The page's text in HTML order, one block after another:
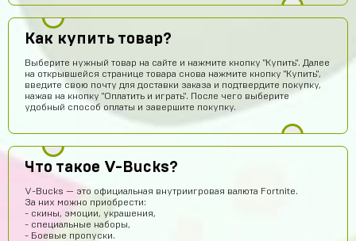
Как купить товар?
Выберите нужный товар на сайте и нажмите кнопку "Купить". Далее
на открывшейся странице товара снова нажмите кнопку "Купить",
введите свою почту для доставки заказа и подтвердите покупку,
нажав на кнопку "Оплатить и играть". После чего выберите
удобный способ оплаты и завершите покупку.
Что такое V-Bucks?
V-Bucks — это официальная внутриигровая валюта Fortnite.
За них можно приобрести:
- скины, эмоции, украшения,
- специальные наборы,
- Боевые пропуски.
Нурмухаммед Муканов
Степан Измайлов 14 часов назад
👍
Волчонок Волков
Михантер Шут
На почту